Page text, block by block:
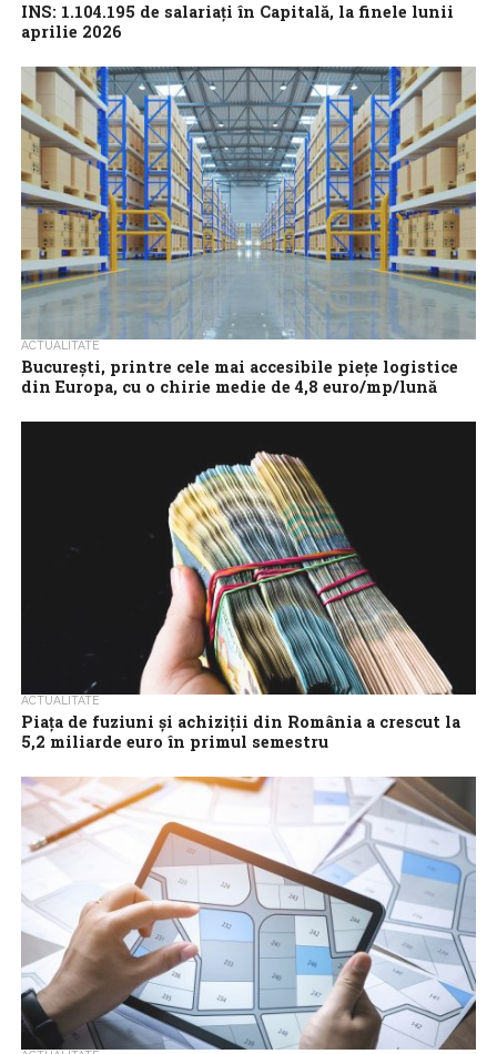
INS: 1.104.195 de salariați în Capitală, la finele lunii
aprilie 2026
1.104.195 persoane, în scădere cu 805 persoane față de luna
anterioară...
ACTUALITATE
București, printre cele mai accesibile piețe logistice
din Europa, cu o chirie medie de 4,8 euro/mp/lună
ACTUALITATE
Piața de fuziuni și achiziții din România a crescut la
5,2 miliarde euro în primul semestru
semestru al acestui an, 162 de tranzacții anunțate, cu o valoare...